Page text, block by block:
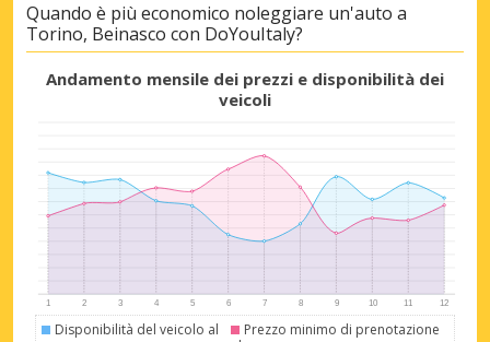
Quando è più economico noleggiare un'auto a
Torino, Beinasco con DoYouItaly?
Andamento mensile dei prezzi e disponibilità dei
veicoli
Disponibilità del veicolo al
Prezzo minimo di prenotazione